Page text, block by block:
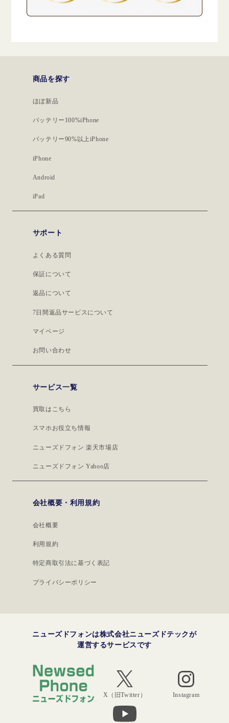
商品を探す
ほぼ新品
バッテリー100%iPhone
バッテリー90%以上iPhone
iPhone
Android
iPad
サポート
よくある質問
保証について
返品について
7日間返品サービスについて
マイページ
お問い合わせ
サービス一覧
買取はこちら
スマホお役立ち情報
ニューズドフォン 楽天市場店
ニューズドフォン Yahoo店
会社概要・利用規約
会社概要
利用規約
特定商取引法に基づく表記
プライバシーポリシー
ニューズドフォンは株式会社ニューズドテックが
運営するサービスです
X（旧Twitter） Instagram